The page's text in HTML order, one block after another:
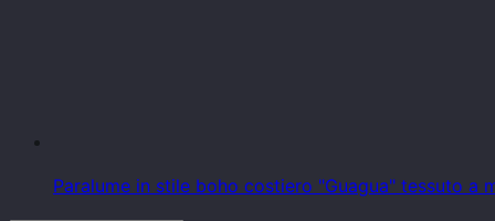
Paralume in stile boho costiero "Guagua" tessuto a